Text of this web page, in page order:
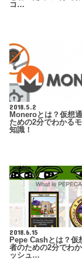
コ…
2018.5.2
Moneroとは？仮想
ための2分でわかる
知識！
2018.6.15
Pepe Cashとは？仮
者のための2分でわ
ッシュ…